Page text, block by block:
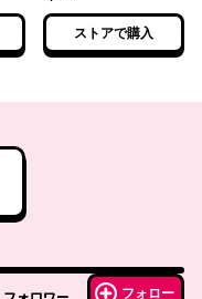
ストアで購入
フォロー